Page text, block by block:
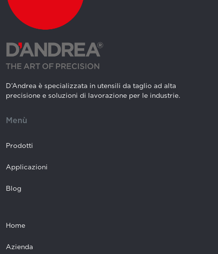
D’Andrea è specializzata in utensili da taglio ad alta
precisione e soluzioni di lavorazione per le industrie.
Menù
Prodotti
Applicazioni
Blog
Home
Azienda